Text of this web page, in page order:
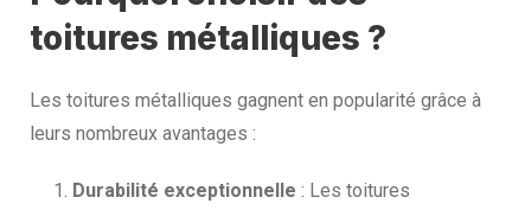
toitures métalliques ?
Les toitures métalliques gagnent en popularité grâce à
leurs nombreux avantages :
Durabilité exceptionnelle : Les toitures